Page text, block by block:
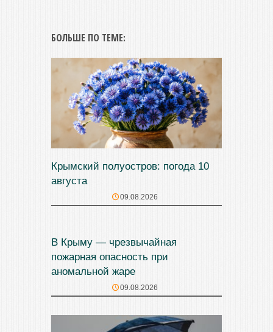
БОЛЬШЕ ПО ТЕМЕ:
Крымский полуостров: погода 10
августа
09.08.2026
В Крыму — чрезвычайная
пожарная опасность при
аномальной жаре
09.08.2026